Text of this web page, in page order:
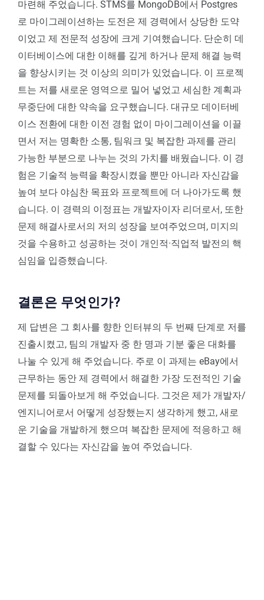
마련해 주었습니다. STMS를 MongoDB에서 Postgres
로 마이그레이션하는 도전은 제 경력에서 상당한 도약
이었고 제 전문적 성장에 크게 기여했습니다. 단순히 데
이터베이스에 대한 이해를 깊게 하거나 문제 해결 능력
을 향상시키는 것 이상의 의미가 있었습니다. 이 프로젝
트는 저를 새로운 영역으로 밀어 넣었고 세심한 계획과
무중단에 대한 약속을 요구했습니다. 대규모 데이터베
이스 전환에 대한 이전 경험 없이 마이그레이션을 이끌
면서 저는 명확한 소통, 팀워크 및 복잡한 과제를 관리
가능한 부분으로 나누는 것의 가치를 배웠습니다. 이 경
험은 기술적 능력을 확장시켰을 뿐만 아니라 자신감을
높여 보다 야심찬 목표와 프로젝트에 더 나아가도록 했
습니다. 이 경력의 이정표는 개발자이자 리더로서, 또한
문제 해결사로서의 저의 성장을 보여주었으며, 미지의
것을 수용하고 성공하는 것이 개인적·직업적 발전의 핵
심임을 입증했습니다.
결론은 무엇인가?
제 답변은 그 회사를 향한 인터뷰의 두 번째 단계로 저를
진출시켰고, 팀의 개발자 중 한 명과 기분 좋은 대화를
나눌 수 있게 해 주었습니다. 주로 이 과제는 eBay에서
근무하는 동안 제 경력에서 해결한 가장 도전적인 기술
문제를 되돌아보게 해 주었습니다. 그것은 제가 개발자/
엔지니어로서 어떻게 성장했는지 생각하게 했고, 새로
운 기술을 개발하게 했으며 복잡한 문제에 적응하고 해
결할 수 있다는 자신감을 높여 주었습니다.